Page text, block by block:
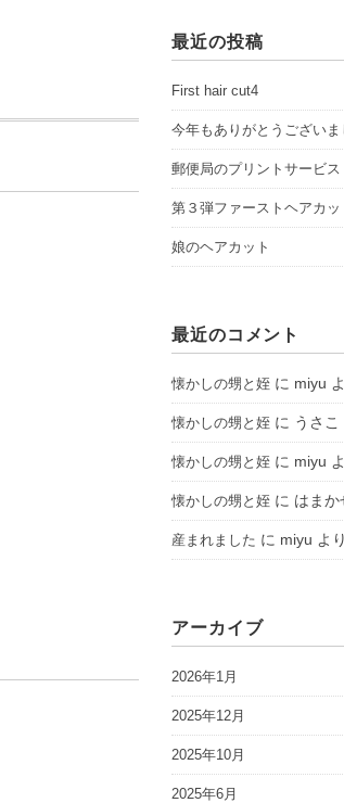
最近の投稿
First hair cut4
今年もありがとうございま
郵便局のプリントサービス
第３弾ファーストヘアカッ
娘のヘアカット
最近のコメント
懐かしの甥と姪 に miyu
懐かしの甥と姪 に うさこ
懐かしの甥と姪 に miyu
懐かしの甥と姪 に はまか
産まれました に miyu より
アーカイブ
2026年1月
2025年12月
2025年10月
2025年6月